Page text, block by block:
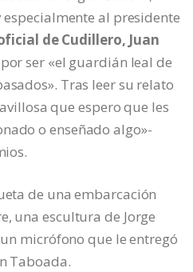
al presidente
de Cudillero, Juan
ser «el guardián leal de
Tras leer su relato
que espero que les
o enseñado algo»-
de una embarcación
una escultura de Jorge
micrófono que le entregó
Taboada.